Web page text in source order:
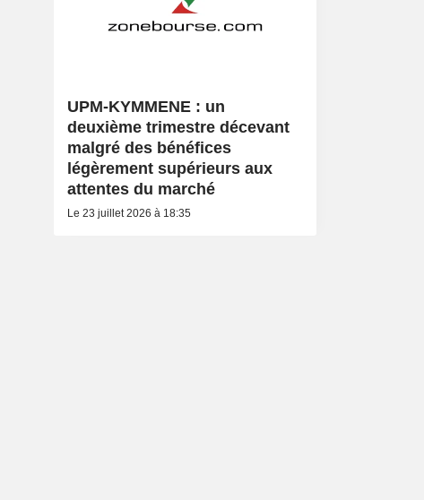
UPM-KYMMENE : un
deuxième trimestre décevant
malgré des bénéfices
légèrement supérieurs aux
attentes du marché
Le 23 juillet 2026 à 18:35